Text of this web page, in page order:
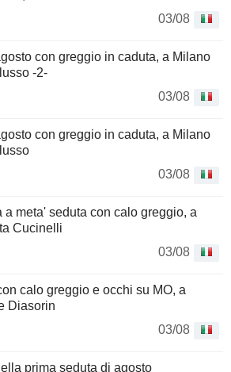
03/08
con greggio in caduta, a Milano
-2-
03/08
con greggio in caduta, a Milano
03/08
a meta' seduta con calo greggio, a
Cucinelli
03/08
calo greggio e occhi su MO, a
Diasorin
03/08
prima seduta di agosto